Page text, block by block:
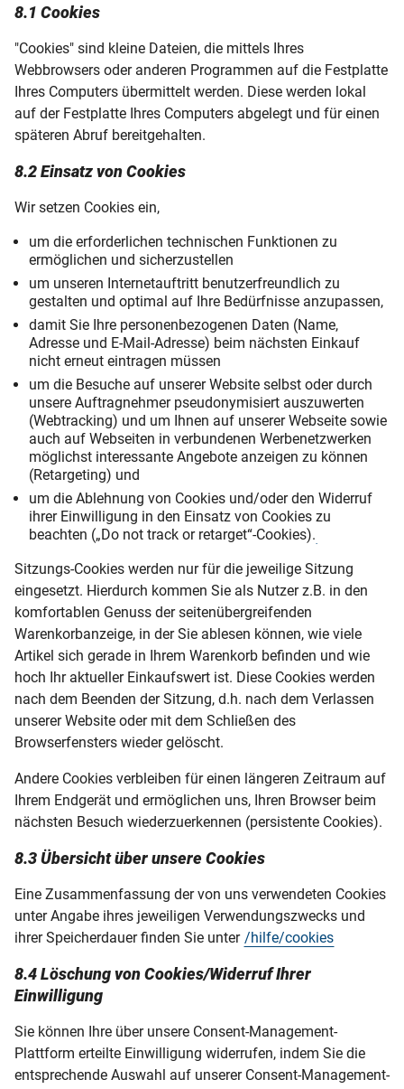
8.1 Cookies
"Cookies" sind kleine Dateien, die mittels Ihres
Webbrowsers oder anderen Programmen auf die Festplatte
Ihres Computers übermittelt werden. Diese werden lokal
auf der Festplatte Ihres Computers abgelegt und für einen
späteren Abruf bereitgehalten.
8.2 Einsatz von Cookies
Wir setzen Cookies ein,
um die erforderlichen technischen Funktionen zu
ermöglichen und sicherzustellen
um unseren Internetauftritt benutzerfreundlich zu
gestalten und optimal auf Ihre Bedürfnisse anzupassen,
damit Sie Ihre personenbezogenen Daten (Name,
Adresse und E-Mail-Adresse) beim nächsten Einkauf
nicht erneut eintragen müssen
um die Besuche auf unserer Website selbst oder durch
unsere Auftragnehmer pseudonymisiert auszuwerten
(Webtracking) und um Ihnen auf unserer Webseite sowie
auch auf Webseiten in verbundenen Werbenetzwerken
möglichst interessante Angebote anzeigen zu können
(Retargeting) und
um die Ablehnung von Cookies und/oder den Widerruf
ihrer Einwilligung in den Einsatz von Cookies zu
beachten („Do not track or retarget“-Cookies).
Sitzungs-Cookies werden nur für die jeweilige Sitzung
eingesetzt. Hierdurch kommen Sie als Nutzer z.B. in den
komfortablen Genuss der seitenübergreifenden
Warenkorbanzeige, in der Sie ablesen können, wie viele
Artikel sich gerade in Ihrem Warenkorb befinden und wie
hoch Ihr aktueller Einkaufswert ist. Diese Cookies werden
nach dem Beenden der Sitzung, d.h. nach dem Verlassen
unserer Website oder mit dem Schließen des
Browserfensters wieder gelöscht.
Andere Cookies verbleiben für einen längeren Zeitraum auf
Ihrem Endgerät und ermöglichen uns, Ihren Browser beim
nächsten Besuch wiederzuerkennen (persistente Cookies).
8.3 Übersicht über unsere Cookies
Eine Zusammenfassung der von uns verwendeten Cookies
unter Angabe ihres jeweiligen Verwendungszwecks und
ihrer Speicherdauer finden Sie unter /hilfe/cookies
8.4 Löschung von Cookies/Widerruf Ihrer
Einwilligung
Sie können Ihre über unsere Consent-Management-
Plattform erteilte Einwilligung widerrufen, indem Sie die
entsprechende Auswahl auf unserer Consent-Management-